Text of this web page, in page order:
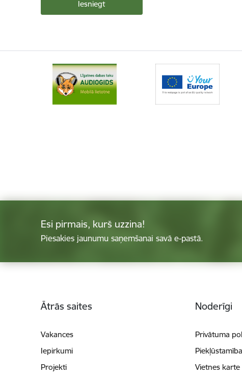
Esi pirmais, kurš uzzina!
Piesakies jaunumu saņemšanai savā e-pastā.
Ātrās saites
Vakances
Iepirkumi
Projekti
Noderīgi
Privātuma
Piekļūstamība
Vietnes karte